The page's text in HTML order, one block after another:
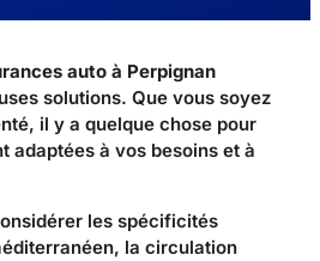
auto à Perpignan
solutions. Que vous soyez
il y a quelque chose pour
adaptées à vos besoins et à
les spécificités
la circulation